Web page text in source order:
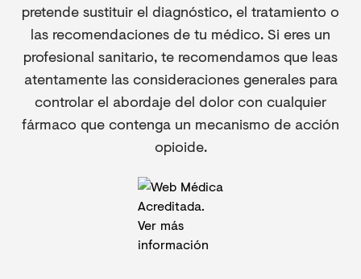
pretende sustituir el diagnóstico, el tratamiento o
las recomendaciones de tu médico. Si eres un
profesional sanitario, te recomendamos que leas
atentamente las consideraciones generales para
controlar el abordaje del dolor con cualquier
fármaco que contenga un mecanismo de acción
opioide.